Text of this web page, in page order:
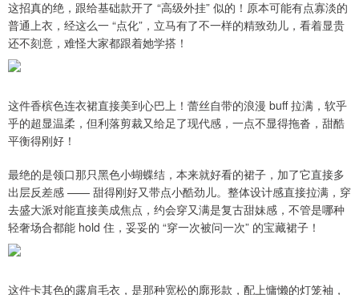
这招真的绝，跟给基础款开了 “高级外挂” 似的！原本可能有点寡淡的
普通上衣，经这么一 “点化”，立马有了不一样的精致劲儿，看着显贵
还不刻意，难怪大家都跟着她学搭！
这件香槟色连衣裙直接美到心巴上！蕾丝自带的浪漫 buff 拉满，软乎
乎的超显温柔，但利落剪裁又给足了现代感，一点不显得拖沓，甜酷
平衡得刚好！
最绝的是领口那只黑色小蝴蝶结，本来就好看的裙子，加了它直接多
出层反差感 —— 甜得刚好又带点小酷劲儿。整体设计感直接拉满，穿
去盛大派对能直接美成焦点，约会穿又满是复古甜妹感，不管是哪种
轻奢场合都能 hold 住，妥妥的 “穿一次被问一次” 的宝藏裙子！
这件卡其色的露肩毛衣，是那种宽松的廓形款，配上慵懒的灯笼袖，